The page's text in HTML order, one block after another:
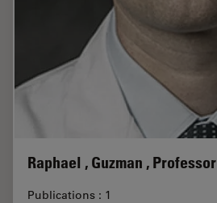
Raphael , Guzman , Professor
Publications : 1